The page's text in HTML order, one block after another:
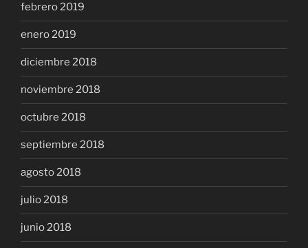
febrero 2019
enero 2019
diciembre 2018
noviembre 2018
octubre 2018
septiembre 2018
agosto 2018
julio 2018
junio 2018